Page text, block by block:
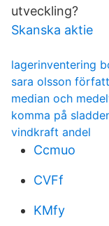
utveckling?
Skanska aktie
lagerinventering
sara olsson
median och
komma på
vindkraft andel
Ccmuo
CVFf
KMfy